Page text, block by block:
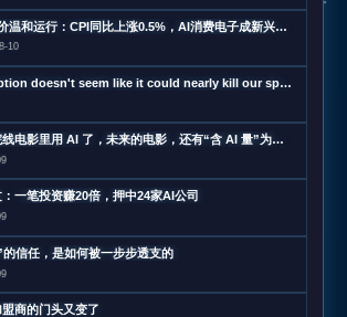
【钛晨报】7月物价温和运行：CPI同比上涨0.5%，AI消费电子成新兴涨价动能；原字节跳动机器人一号位加入小米；苹果被曝正在测试长鑫科技存储芯片，用于iPhone和MacBoo
10
Mount Toba eruption doesn't seem like it could nearly kill our species
终于有人承认在院线电影里用 AI 了，未来的电影，还有“含 AI 量”为零的可能吗？
一笔投资赚20倍，押中24家AI公司
信任，是如何被一步步透支的
商的门头又变了